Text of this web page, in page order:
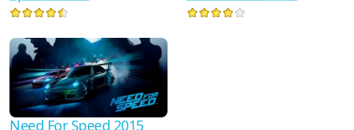
Need For Speed 2015